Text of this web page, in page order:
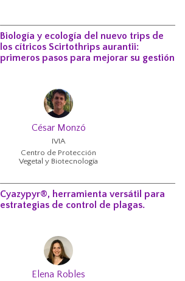
Biología y ecología del nuevo trips de
los cítricos Scirtothrips aurantii:
primeros pasos para mejorar su gestión
César Monzó
IVIA
Centro de Protección
Vegetal y Biotecnología
Cyazypyr®, herramienta versátil para
estrategias de control de plagas.
Elena Robles